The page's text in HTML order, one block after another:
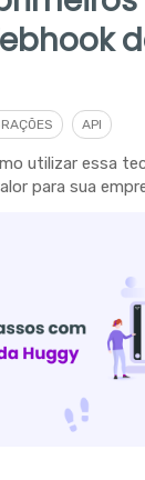
API
utilizar essa
para sua